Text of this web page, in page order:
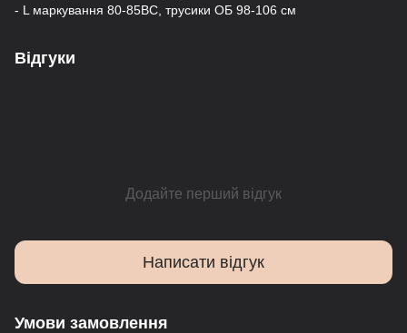
- L маркування 80-85ВС, трусики ОБ 98-106 см
Відгуки
Додайте перший відгук
Написати відгук
Умови замовлення